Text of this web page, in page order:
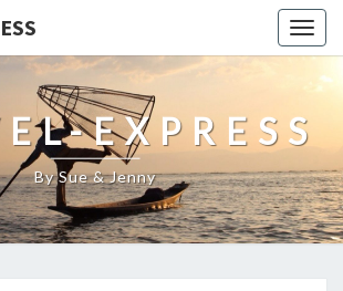
EXPRESS
By Sue & Jenny